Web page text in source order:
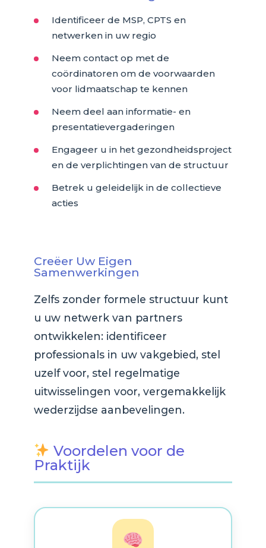
Identificeer de MSP, CPTS en
netwerken in uw regio
Neem contact op met de
coördinatoren om de voorwaarden
voor lidmaatschap te kennen
Neem deel aan informatie- en
presentatievergaderingen
Engageer u in het gezondheidsproject
en de verplichtingen van de structuur
Betrek u geleidelijk in de collectieve
acties
Creëer Uw Eigen
Samenwerkingen
Zelfs zonder formele structuur kunt
u uw netwerk van partners
ontwikkelen: identificeer
professionals in uw vakgebied, stel
uzelf voor, stel regelmatige
uitwisselingen voor, vergemakkelijk
wederzijdse aanbevelingen.
Voordelen voor de
Praktijk